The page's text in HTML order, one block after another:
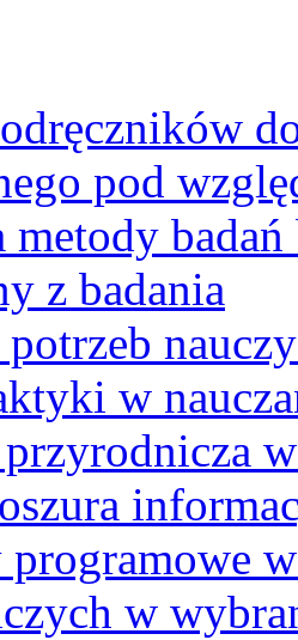
pod
metody
z badania
potrzeb
w
programowe
w